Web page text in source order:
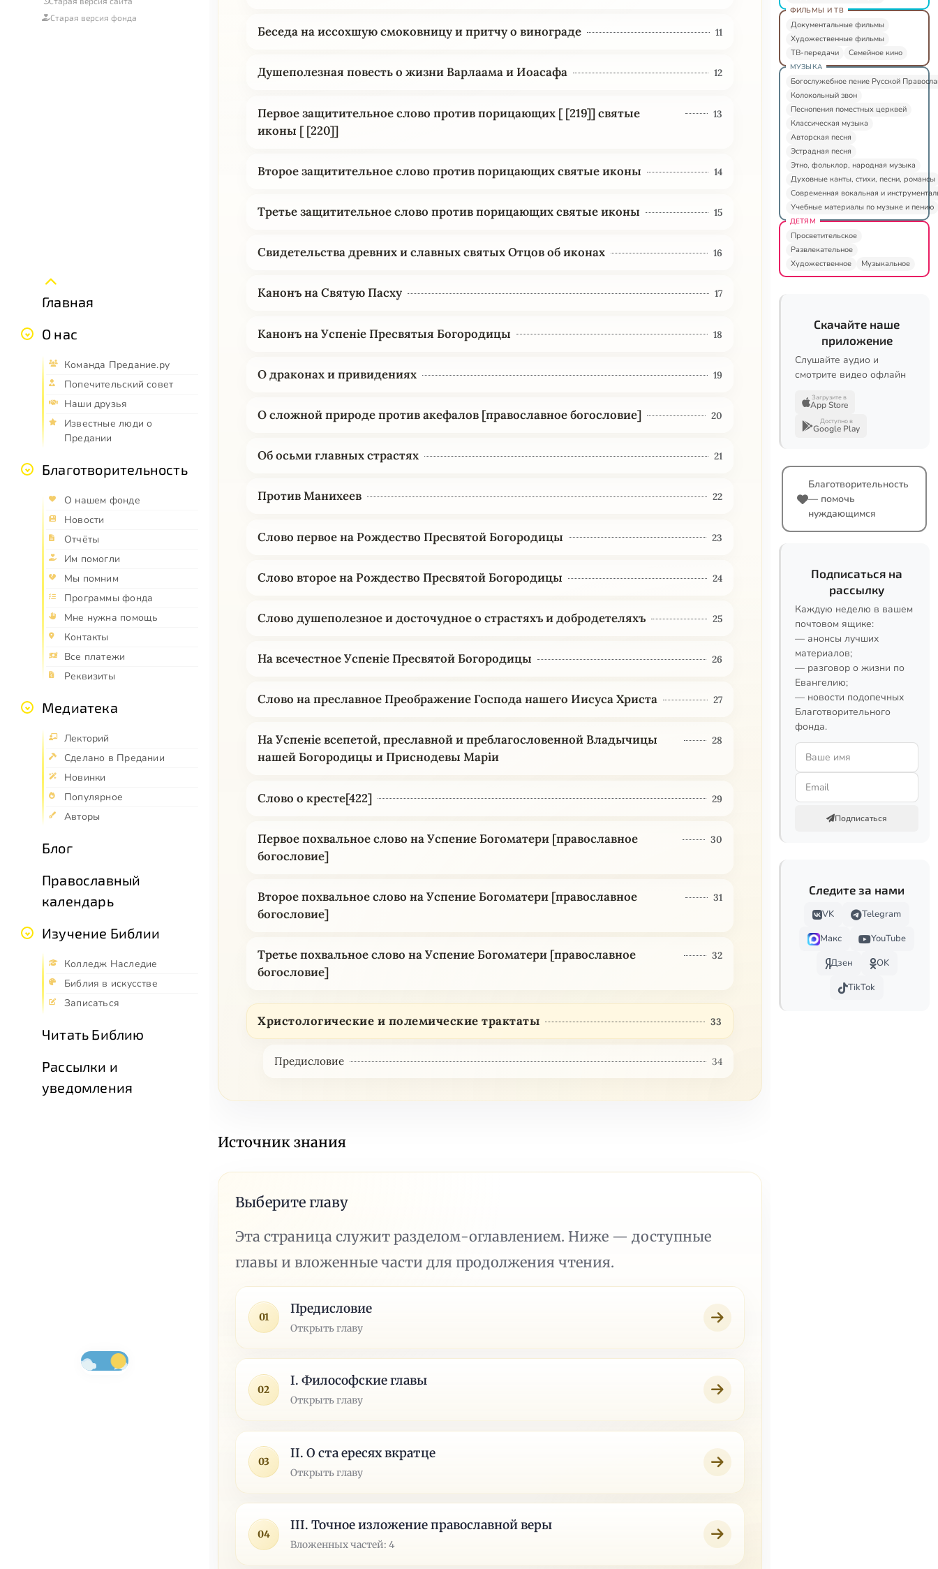
Старая версия фонда
Главная
О нас
Команда Предание.ру
Попечительский совет
Наши друзья
Известные люди о
Предании
Благотворительность
О нашем фонде
Новости
Отчёты
Им помогли
Мы помним
Программы фонда
Мне нужна помощь
Контакты
Все платежи
Реквизиты
Медиатека
Лекторий
Сделано в Предании
Новинки
Популярное
Авторы
Блог
Православный
календарь
Изучение Библии
Колледж Наследие
Библия в искусстве
Записаться
Читать Библию
Рассылки и
уведомления
Беседа на иссохшую смоковницу и притчу о винограде 11
Душеполезная повесть о жизни Варлаама и Иоасафа 12
Первое защитительное слово против порицающих [ [219]] святые
иконы [ [220]]
13
Второе защитительное слово против порицающих святые иконы 14
Третье защитительное слово против порицающих святые иконы 15
Свидетельства древних и славных святых Отцов об иконах 16
Канонъ на Святую Пасху 17
Канонъ на Успеніе Пресвятыя Богородицы 18
О драконах и привидениях 19
О сложной природе против акефалов [православное богословие] 20
Об осьми главных страстях 21
Против Манихеев 22
Слово первое на Рождество Пресвятой Богородицы 23
Слово второе на Рождество Пресвятой Богородицы 24
Слово душеполезное и досточудное о страстяхъ и добродетеляхъ 25
На всечестное Успеніе Пресвятой Богородицы 26
Слово на преславное Преображение Господа нашего Иисуса Христа 27
На Успеніе всепетой, преславной и преблагословенной Владычицы
нашей Богородицы и Приснодевы Маріи
28
Слово о кресте[422] 29
Первое похвальное слово на Успение Богоматери [православное
богословие]
30
Второе похвальное слово на Успение Богоматери [православное
богословие]
31
Третье похвальное слово на Успение Богоматери [православное
богословие]
32
Христологические и полемические трактаты 33
Предисловие 34
Источник знания
Выберите главу
Эта страница служит разделом-оглавлением. Ниже — доступные
главы и вложенные части для продолжения чтения.
01
Предисловие
Открыть главу
02
I. Философские главы
Открыть главу
03
II. О ста ересях вкратце
Открыть главу
04
III. Точное изложение православной веры
Вложенных частей: 4
ФИЛЬМЫ И ТВ
Документальные фильмы
Художественные фильмы
ТВ-передачи
Семейное кино
МУЗЫКА
Богослужебное пение Русской
Колокольный звон
Песнопения поместных церквей
Классическая музыка
Авторская песня
Эстрадная песня
Этно, фольклор, народная музыка
Духовные канты, стихи, песни, романсы
Современная вокальная и
Учебные материалы по музыке и пению
ДЕТЯМ
Просветительское
Развлекательное
Художественное
Музыкальное
Скачайте наше
приложение
Слушайте аудио и
смотрите видео офлайн
Загрузите в
App Store
Доступно в
Google Play
Благотворительность
— помочь
нуждающимся
Подписаться на
рассылку
Каждую неделю в вашем
почтовом ящике:
— анонсы лучших
материалов;
— разговор о жизни по
Евангелию;
— новости подопечных
Благотворительного
фонда.
Подписаться
Следите за нами
VK
Telegram
Макс
YouTube
Дзен
OK
TikTok